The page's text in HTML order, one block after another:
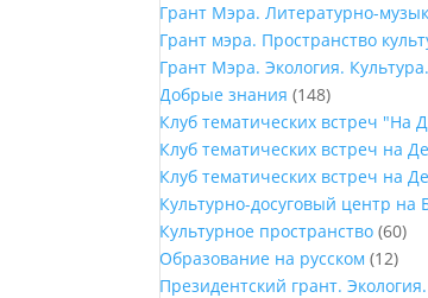
Грант Мэра. Литературно-
Грант мэра. Пространство
Грант Мэра. Экология.
Добрые знания (148)
Клуб тематических встреч "На
Клуб тематических встреч на
Клуб тематических встреч на
Культурно-досуговый центр на
Культурное пространство (60)
Образование на русском (12)
Президентский грант.